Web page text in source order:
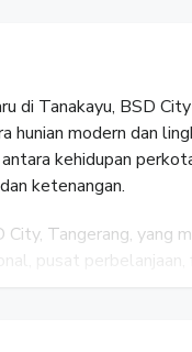
di Tanakayu, BSD
modern dan
kehidupan
ketenangan.
Tangerang, yang
pusat perbelanjaan,